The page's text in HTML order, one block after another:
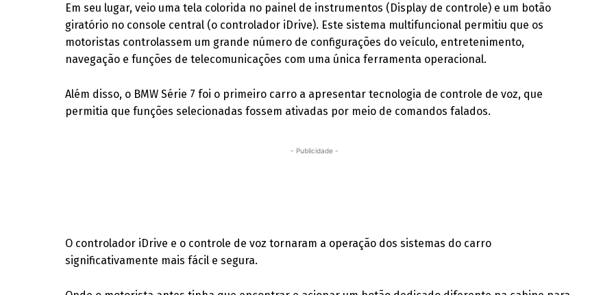
Em seu lugar, veio uma tela colorida no painel de instrumentos (Display de controle) e um botão
giratório no console central (o controlador iDrive). Este sistema multifuncional permitiu que os
motoristas controlassem um grande número de configurações do veículo, entretenimento,
navegação e funções de telecomunicações com uma única ferramenta operacional.
Além disso, o BMW Série 7 foi o primeiro carro a apresentar tecnologia de controle de voz, que
permitia que funções selecionadas fossem ativadas por meio de comandos falados.
- Publicidade -
O controlador iDrive e o controle de voz tornaram a operação dos sistemas do carro
significativamente mais fácil e segura.